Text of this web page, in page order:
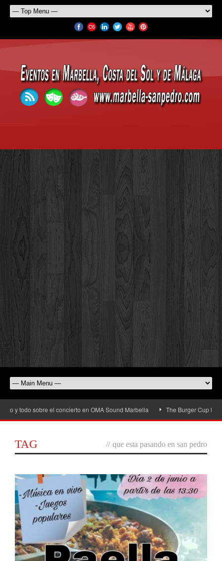
todo sobre el concierto en OMA Sound Marbella The Burger Cup llega
TAG // que esta pasando en san pedro